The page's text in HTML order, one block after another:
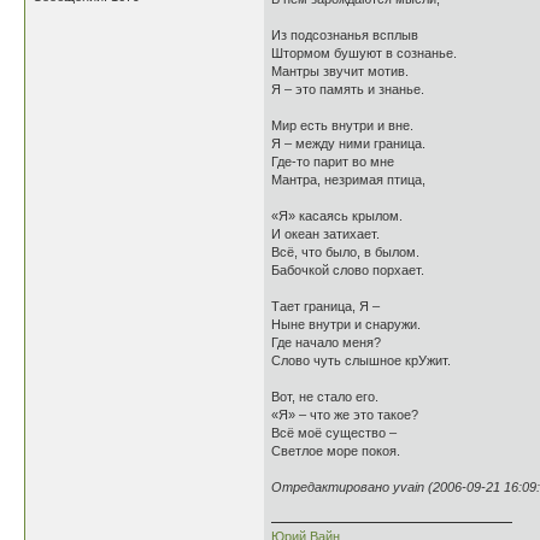
Из подсознанья всплыв
Штормом бушуют в сознанье.
Мантры звучит мотив.
Я – это память и знанье.
Мир есть внутри и вне.
Я – между ними граница.
Где-то парит во мне
Мантра, незримая птица,
«Я» касаясь крылом.
И океан затихает.
Всё, что было, в былом.
Бабочкой слово порхает.
Тает граница, Я –
Ныне внутри и снаружи.
Где начало меня?
Слово чуть слышное крУжит.
Вот, не стало его.
«Я» – что же это такое?
Всё моё существо –
Светлое море покоя.
Отредактировано yvain (2006-09-21
Юрий Вайн